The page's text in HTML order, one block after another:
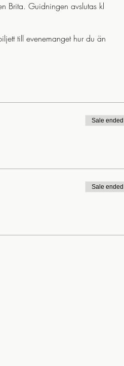
Brita. Guidningen avslutas kl
till evenemanget hur du än
Sale ended
Sale ended